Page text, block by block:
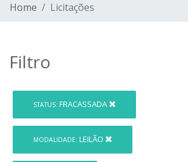
Home Licitações
Filtro
STATUS: FRACASSADA
MODALIDADE: LEILÃO